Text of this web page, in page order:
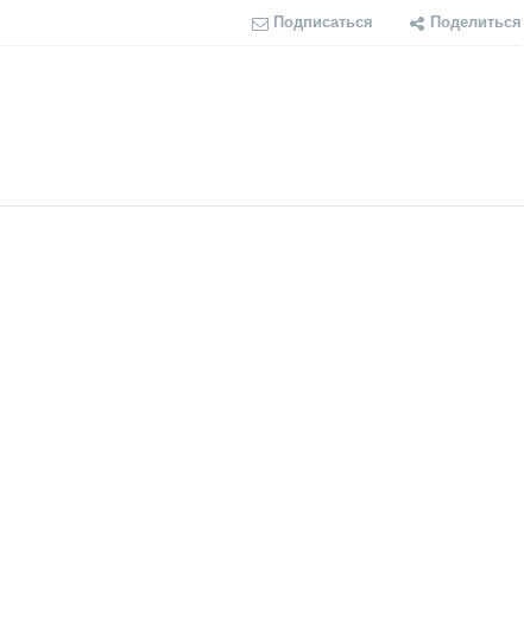
Подписаться Поделиться